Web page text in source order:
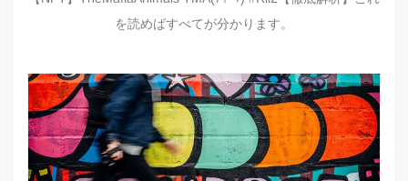
を読めばすべてが分かります。